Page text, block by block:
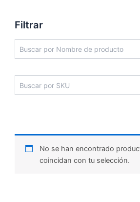
Filtrar
No se han encontrado
coincidan con tu selección.